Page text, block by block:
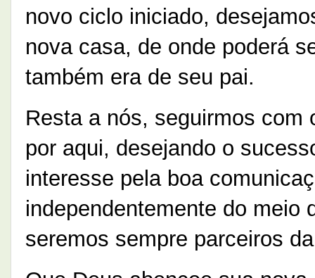
novo ciclo iniciado,
nova casa, de onde poderá
também era de seu pai.
Resta a nós, seguirmos com
por aqui, desejando o
interesse pela boa
independentemente do meio
seremos sempre parceiros